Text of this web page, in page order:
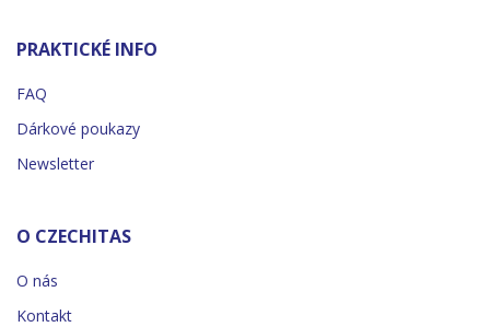
PRAKTICKÉ INFO
FAQ
Dárkové poukazy
Newsletter
O CZECHITAS
O nás
Kontakt